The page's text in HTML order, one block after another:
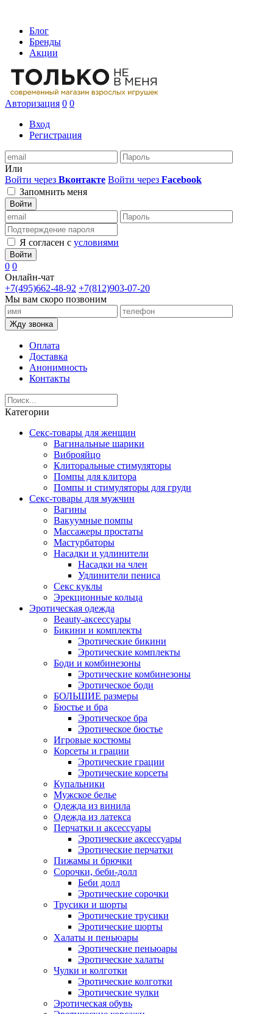
Блог
Бренды
Акции
Авторизация 0 0
Вход
Регистрация
Или
Войти через Вконтакте Войти через Facebook
Запомнить меня
Войти
Я согласен с условиями
Войти
0 0
Онлайн-чат
+7(495)662-48-92 +7(812)903-07-20
Мы вам скоро позвоним
Жду звонка
Оплата
Доставка
Анонимность
Контакты
Категории
Секс-товары для женщин
Вагинальные шарики
Виброяйцо
Клиторальные стимуляторы
Помпы для клитора
Помпы и стимуляторы для груди
Секс-товары для мужчин
Вагины
Вакуумные помпы
Массажеры простаты
Мастурбаторы
Насадки и удлинители
Насадки на член
Удлинители пениса
Секс куклы
Эрекционные кольца
Эротическая одежда
Beauty-аксессуары
Бикини и комплекты
Эротические бикини
Эротические комплекты
Боди и комбинезоны
Эротические комбинезоны
Эротическое боди
БОЛЬШИЕ размеры
Бюстье и бра
Эротическое бра
Эротическое бюстье
Игровые костюмы
Корсеты и грации
Эротические грации
Эротические корсеты
Купальники
Мужское белье
Одежда из винила
Одежда из латекса
Перчатки и аксессуары
Эротические аксессуары
Эротические перчатки
Пижамы и брючки
Сорочки, беби-долл
Беби долл
Эротические сорочки
Трусики и шорты
Эротические трусики
Эротические шорты
Халаты и пеньюары
Эротические пеньюары
Эротические халаты
Чулки и колготки
Эротические колготки
Эротические чулки
Эротическая обувь